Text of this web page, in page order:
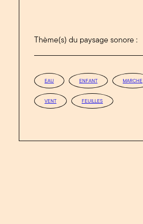
Thème(s) du paysage sonore :
EAU ENFANT MARCHE
VENT FEUILLES